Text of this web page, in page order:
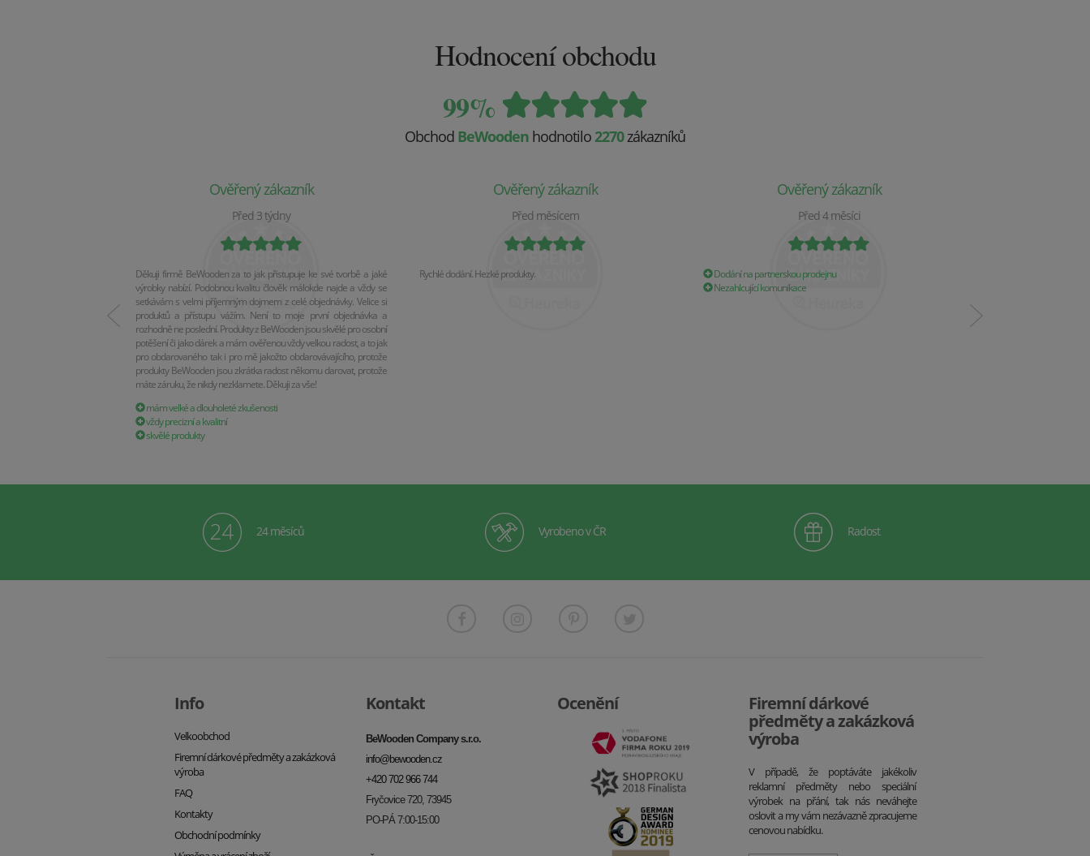
Hodnocení obchodu
99%
Obchod BeWooden hodnotilo 2270zákazníků
Ověřený zákazník
Před 3 týdny
Děkuji firmě BeWooden za to jak přistupuje ke své tvorbě a jaké
výrobky nabízí. Podobnou kvalitu člověk málokde najde a vždy se
setkávám s velmi příjemným dojmem z celé objednávky. Velice si
produktů a přístupu vážím. Není to moje první objednávka a
rozhodně ne poslední. Produkty z BeWooden jsou skvělé pro osobní
potěšení či jako dárek a mám ověřenou vždy velkou radost, a to jak
pro obdarovaného tak i pro mě jakožto obdarovávajícího, protože
produkty BeWooden jsou zkrátka radost někomu darovat, protože
máte záruku, že nikdy nezklamete. Děkuji za vše!
mám velké a dlouholeté zkušenosti
vždy precizní a kvalitní
skvělé produkty
Ověřený zákazník
Před měsícem
Rychlé dodání. Hezké produkty.
Ověřený zákazník
Před 4 měsíci
Dodání na partnerskou prodejnu
Nezahlcující komunikace
24 měsíců Vyrobeno v ČR Radost
Info
Velkoobchod
Firemní dárkové předměty a zakázková
výroba
FAQ
Kontakty
Obchodní podmínky
Kontakt
BeWooden Company s.r.o.
info@bewooden.cz
+420 702 966 744
Fryčovice 720, 73945
PO-PÁ 7:00-15:00
Ocenění
Firemní dárkové
předměty a zakázková
výroba
V případě, že poptáváte jakékoliv
reklamní předměty nebo speciální
výrobek na přání, tak nás neváhejte
oslovit a my vám nezávazně zpracujeme
cenovou nabídku.